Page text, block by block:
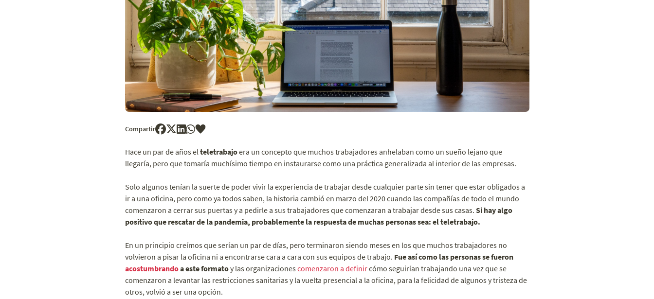
Compartir
Hace un par de años elteletrabajoera un concepto que muchos trabajadores anhelaban como un sueño lejano que
llegaría, pero que tomaría muchísimo tiempo en instaurarse como una práctica generalizada al interior de las empresas.
Solo algunos tenían la suerte de poder vivir la experiencia de trabajar desde cualquier parte sin tener que estar obligados a
ir a una oficina, pero como ya todos saben, la historia cambió en marzo del 2020 cuando las compañías de todo el mundo
comenzaron a cerrar sus puertas y a pedirle a sus trabajadores que comenzaran a trabajar desde sus casas. Si hay algo
positivo que rescatar de la pandemia, probablemente la respuesta de muchas personas sea: el teletrabajo.
En un principio creímos que serían un par de días, pero terminaron siendo meses en los que muchos trabajadores no
volvieron a pisar la oficina ni a encontrarse cara a cara con sus equipos de trabajo. Fue así como las personas se fueron
acostumbrandoa este formatoy las organizacionescomenzaron a definircómo seguirían trabajando una vez que se
comenzaron a levantar las restricciones sanitarias y la vuelta presencial a la oficina, para la felicidad de algunos y tristeza de
otros, volvió a ser una opción.